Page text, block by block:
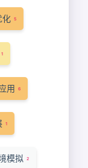
化 5
1
用 6
1
模拟 2